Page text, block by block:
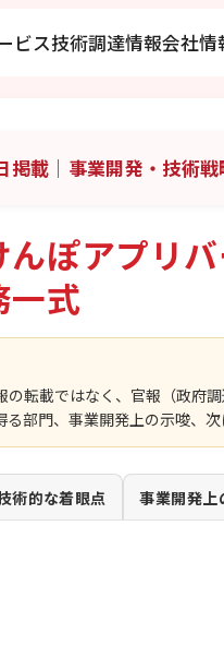
ビス技術調達情報会社情
掲載｜事業開発・技術
ぽアプリ
一式
の転載ではなく、官報（政府
部門、事業開発上の示唆、
術的な着眼点 事業開発上